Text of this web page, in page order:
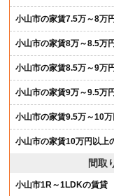
小山市の家賃7.5万～8万
小山市の家賃8万～8.5万
小山市の家賃8.5万～9万
小山市の家賃9万～9.5万
小山市の家賃9.5万～10
小山市の家賃10万円以上
間取
小山市1R～1LDKの賃貸